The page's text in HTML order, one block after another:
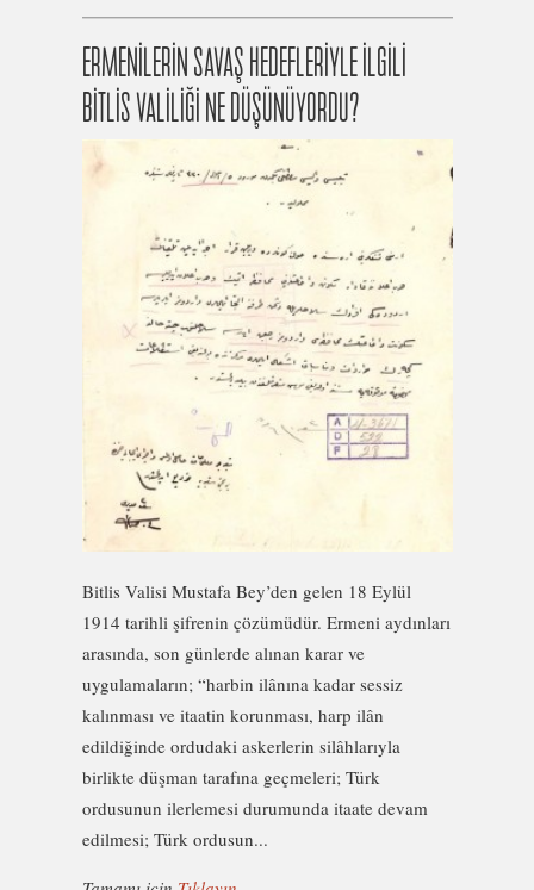
ERMENİLERİN SAVAŞ HEDEFLERİYLE İLGİLİ
BİTLİS VALİLİĞİ NE DÜŞÜNÜYORDU?
Bitlis Valisi Mustafa Bey’den gelen 18 Eylül
1914 tarihli şifrenin çözümüdür. Ermeni aydınları
arasında, son günlerde alınan karar ve
uygulamaların; “harbin ilânına kadar sessiz
kalınması ve itaatin korunması, harp ilân
edildiğinde ordudaki askerlerin silâhlarıyla
birlikte düşman tarafına geçmeleri; Türk
ordusunun ilerlemesi durumunda itaate devam
edilmesi; Türk ordusun...